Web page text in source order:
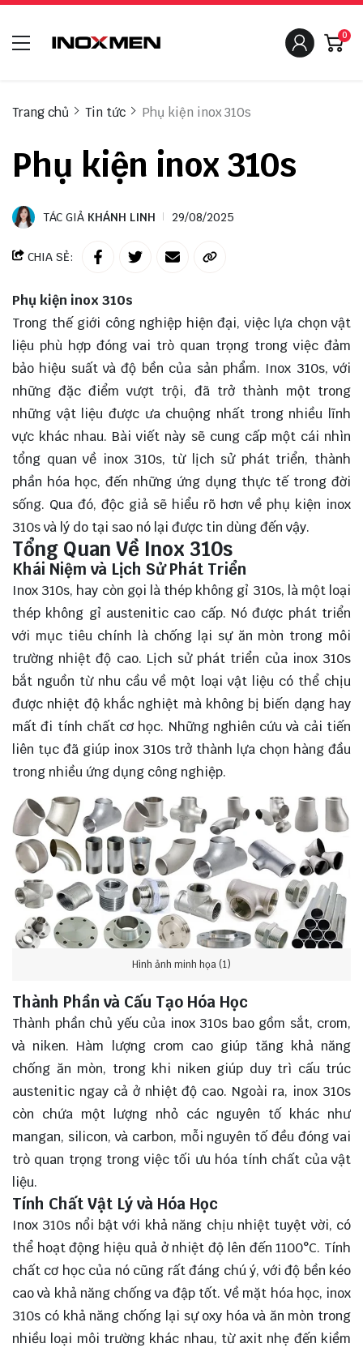
0
Trang chủ Tin tức Phụ kiện inox 310s
Phụ kiện inox 310s
TÁC GIẢ KHÁNH LINH 29/08/2025
CHIA SẺ:
Phụ kiện inox 310s
Trong thế giới công nghiệp hiện đại, việc lựa chọn vật
liệu phù hợp đóng vai trò quan trọng trong việc đảm
bảo hiệu suất và độ bền của sản phẩm. Inox 310s, với
những đặc điểm vượt trội, đã trở thành một trong
những vật liệu được ưa chuộng nhất trong nhiều lĩnh
vực khác nhau. Bài viết này sẽ cung cấp một cái nhìn
tổng quan về inox 310s, từ lịch sử phát triển, thành
phần hóa học, đến những ứng dụng thực tế trong đời
sống. Qua đó, độc giả sẽ hiểu rõ hơn về phụ kiện inox
310s và lý do tại sao nó lại được tin dùng đến vậy.
Tổng Quan Về Inox 310s
Khái Niệm và Lịch Sử Phát Triển
Inox 310s, hay còn gọi là thép không gỉ 310s, là một loại
thép không gỉ austenitic cao cấp. Nó được phát triển
với mục tiêu chính là chống lại sự ăn mòn trong môi
trường nhiệt độ cao. Lịch sử phát triển của inox 310s
bắt nguồn từ nhu cầu về một loại vật liệu có thể chịu
được nhiệt độ khắc nghiệt mà không bị biến dạng hay
mất đi tính chất cơ học. Những nghiên cứu và cải tiến
liên tục đã giúp inox 310s trở thành lựa chọn hàng đầu
trong nhiều ứng dụng công nghiệp.
Hình ảnh minh họa (1)
Thành Phần và Cấu Tạo Hóa Học
Thành phần chủ yếu của inox 310s bao gồm sắt, crom,
và niken. Hàm lượng crom cao giúp tăng khả năng
chống ăn mòn, trong khi niken giúp duy trì cấu trúc
austenitic ngay cả ở nhiệt độ cao. Ngoài ra, inox 310s
còn chứa một lượng nhỏ các nguyên tố khác như
mangan, silicon, và carbon, mỗi nguyên tố đều đóng vai
trò quan trọng trong việc tối ưu hóa tính chất của vật
liệu.
Tính Chất Vật Lý và Hóa Học
Inox 310s nổi bật với khả năng chịu nhiệt tuyệt vời, có
thể hoạt động hiệu quả ở nhiệt độ lên đến 1100°C. Tính
chất cơ học của nó cũng rất đáng chú ý, với độ bền kéo
cao và khả năng chống va đập tốt. Về mặt hóa học, inox
310s có khả năng chống lại sự oxy hóa và ăn mòn trong
nhiều loại môi trường khác nhau, từ axit nhẹ đến kiềm